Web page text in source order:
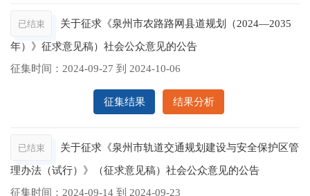
已结束
关于征求《泉州市农路路网县道规划（2024—2035
年）》征求意见稿）社会公众意见的公告
征集时间：2024-09-27 到2024-10-06
征集结果 结果分析
已结束
关于征求《泉州市轨道交通规划建设与安全保护区管
理办法（试行）》（征求意见稿）社会公众意见的公告
征集时间：2024-09-14 到2024-09-23